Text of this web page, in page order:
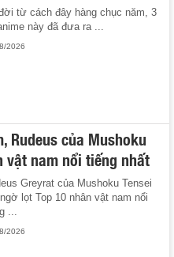
từ cách đây hàng chục năm, 3
này đã đưa ra ...
2026
Rudeus của Mushoku
vật nam nổi tiếng nhất
Greyrat của Mushoku Tensei
lọt Top 10 nhân vật nam nổi
...
2026